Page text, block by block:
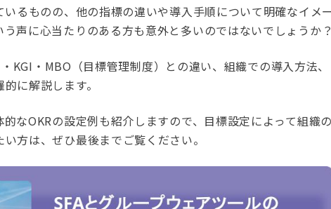
るものの、他の指標の違いや導入手順について明確なイメー
声に心当たりのある方も意外と多いのではないでしょうか？
KGI・MBO（目標管理制度）との違い、組織での導入方法、
に解説します。
なOKRの設定例も紹介しますので、目標設定によって組織の
方は、ぜひ最後までご覧ください。